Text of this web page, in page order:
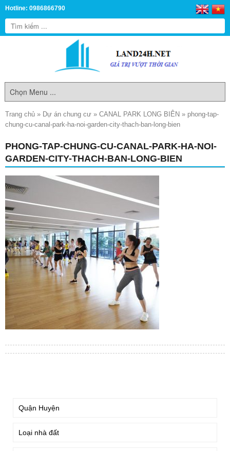
Hotline: 0986866790
Trang chủ » Dự án chung cư » CANAL PARK LONG BIÊN » phong-tap-
chung-cu-canal-park-ha-noi-garden-city-thach-ban-long-bien
PHONG-TAP-CHUNG-CU-CANAL-PARK-HA-NOI-
GARDEN-CITY-THACH-BAN-LONG-BIEN